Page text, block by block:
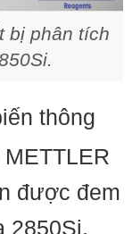
bị phân tích
thông
được đem
2850Si,